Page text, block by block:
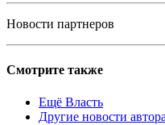
Новости партнеров
Смотрите также
Ещё Власть
Другие новости автора